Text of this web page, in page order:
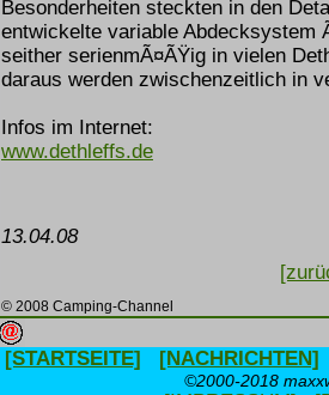
Besonderheiten steckten in den
entwickelte variable
seither serienmÃ¤ÃŸig in vielen
daraus werden zwischenzeitlich in
Infos im Internet:
www.dethleffs.de
13.04.08
© 2008 Camping-Channel
[STARTSEITE] [NACHRICHTEN]
©2000-2018